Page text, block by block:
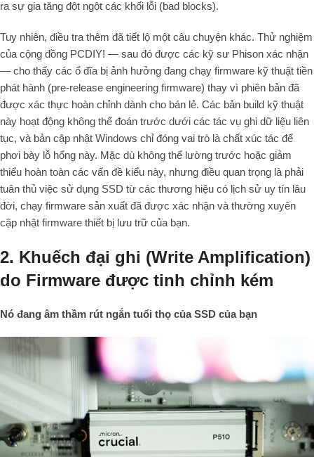
ra sự gia tăng đột ngột các khối lỗi (bad blocks).
Tuy nhiên, điều tra thêm đã tiết lộ một câu chuyện khác. Thử nghiệm
của cộng đồng PCDIY! — sau đó được các kỹ sư Phison xác nhận
— cho thấy các ổ đĩa bị ảnh hưởng đang chạy firmware kỹ thuật tiền
phát hành (pre-release engineering firmware) thay vì phiên bản đã
được xác thực hoàn chỉnh dành cho bán lẻ. Các bản build kỹ thuật
này hoạt động không thể đoán trước dưới các tác vụ ghi dữ liệu liên
tục, và bản cập nhật Windows chỉ đóng vai trò là chất xúc tác để
phơi bày lỗ hổng này. Mặc dù không thể lường trước hoặc giảm
thiểu hoàn toàn các vấn đề kiểu này, nhưng điều quan trọng là phải
tuân thủ việc sử dụng SSD từ các thương hiệu có lịch sử uy tín lâu
đời, chạy firmware sản xuất đã được xác nhận và thường xuyên
cập nhật firmware thiết bị lưu trữ của bạn.
2. Khuếch đại ghi (Write Amplification)
do Firmware được tinh chỉnh kém
Nó đang âm thầm rút ngắn tuổi thọ của SSD của bạn